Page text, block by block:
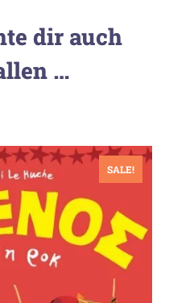
dir auch
…
SALE!